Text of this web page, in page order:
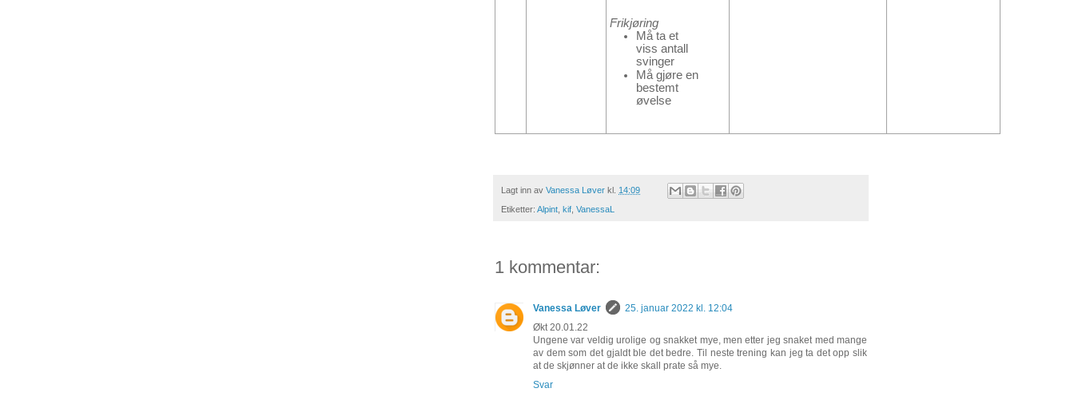
Frikjøring
Må ta et
viss antall
svinger
Må gjøre en
bestemt
øvelse
Lagt inn av Vanessa Løver kl. 14:09
Etiketter: Alpint kif VanessaL
1 kommentar:
Vanessa Løver
25. januar 2022 kl. 12:04
Økt 20.01.22
Ungene var veldig urolige og snakket mye, men etter jeg snaket med mange
av dem som det gjaldt ble det bedre. Til neste trening kan jeg ta det opp slik
at de skjønner at de ikke skall prate så mye.
Svar